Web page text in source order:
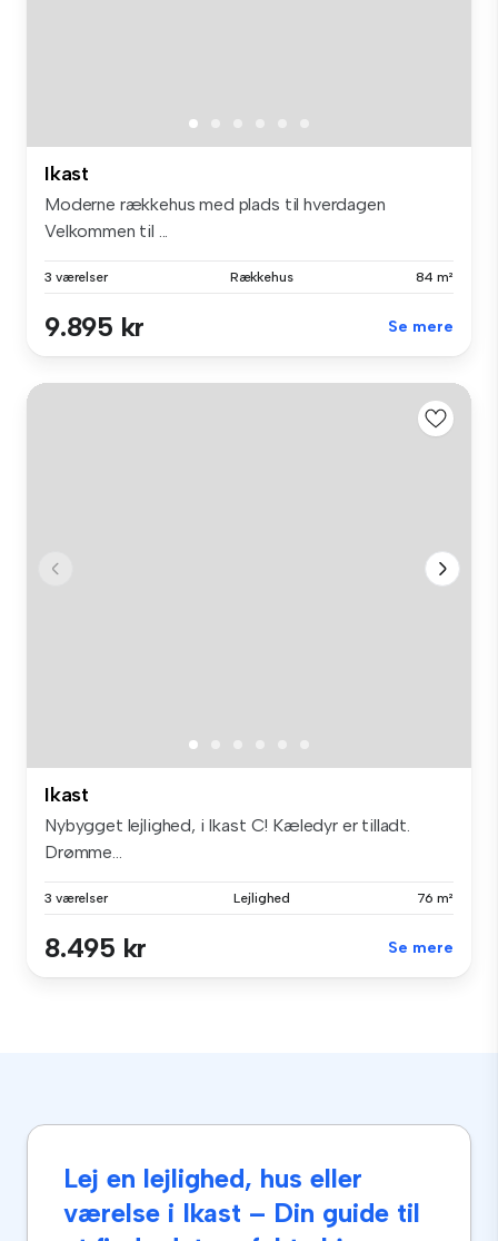
Ikast
Moderne rækkehus med plads til hverdagen
Velkommen til ...
3 værelser Rækkehus 84 m²
9.895 kr Se mere
Ikast
Nybygget lejlighed, i Ikast C! Kæledyr er tilladt.
Drømme...
3 værelser Lejlighed 76 m²
8.495 kr Se mere
Lej en lejlighed, hus eller
værelse i Ikast – Din guide til